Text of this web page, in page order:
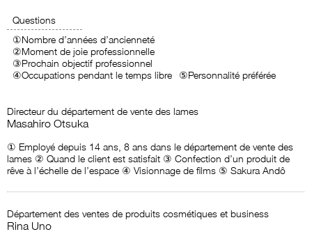
Questions
①Nombre d’années d’ancienneté
②Moment de joie professionnelle
③Prochain objectif professionnel
④Occupations pendant le temps libre
⑤Personnalité préférée
Directeur du département de vente des lames
Masahiro Otsuka
① Employé depuis 14 ans, 8 ans dans le département de vente des
lames ② Quand le client est satisfait ③ Confection d’un produit de
rêve à l’échelle de l’espace ④ Visionnage de films ⑤ Sakura Andô
Département des ventes de produits cosmétiques et business
Rina Uno